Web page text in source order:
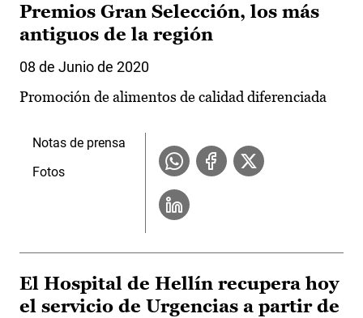
Premios Gran Selección, los más
antiguos de la región
08 de Junio de 2020
Promoción de alimentos de calidad diferenciada
Notas de prensa
Fotos
El Hospital de Hellín recupera hoy
el servicio de Urgencias a partir de